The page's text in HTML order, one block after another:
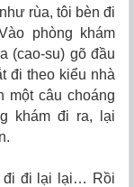
rùa, tôi bèn đi
phòng khám
(cao-su) gõ đầu
đi theo kiểu nhà
một câu choáng
khám đi ra, lại
đi đi lại lại… Rồi